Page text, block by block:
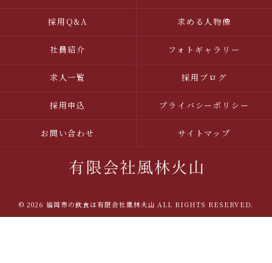
採用Q&A 求める人物像
社員紹介 フォトギャラリー
求人一覧 採用ブログ
採用申込 プライバシーポリシー
お問い合わせ サイトマップ
© 2026 福岡市の飲食は有限会社風林火山 ALL RIGHTS RESERVED.